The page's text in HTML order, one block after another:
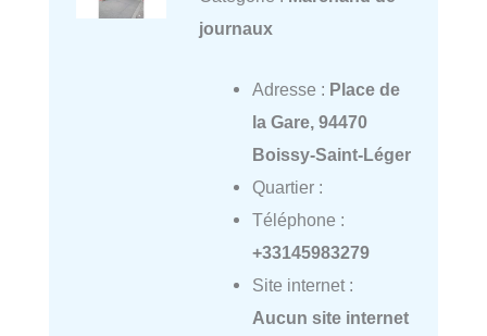
journaux
Adresse : Place de
la Gare, 94470
Boissy-Saint-Léger
Quartier :
Téléphone :
+33145983279
Site internet :
Aucun site internet